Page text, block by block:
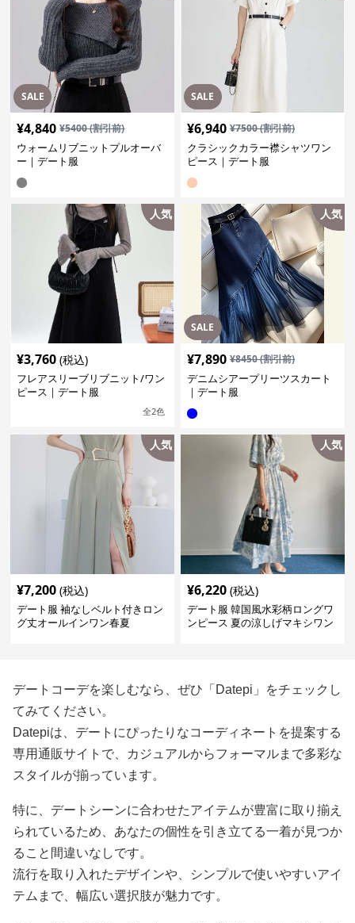
SALE
¥4,840 ¥5400(割引前)
ウォームリブニットプルオーバ
ー｜デート服
SALE
¥6,940 ¥7500(割引前)
クラシックカラー襟シャツワン
ピース｜デート服
人気
¥3,760 (税込)
フレアスリーブリブニット/ワン
ピース｜デート服
全2色
SALE
人気
¥7,890 ¥8450(割引前)
デニムシアープリーツスカート
｜デート服
人気
¥7,200 (税込)
デート服 袖なしベルト付きロン
グ丈オールインワン春夏
人気
¥6,220 (税込)
デート服 韓国風水彩柄ロングワ
ンピース 夏の涼しげマキシワン
デートコーデを楽しむなら、ぜひ「Datepi」をチェックし
てみてください。
Datepiは、デートにぴったりなコーディネートを提案する
専用通販サイトで、カジュアルからフォーマルまで多彩な
スタイルが揃っています。
特に、デートシーンに合わせたアイテムが豊富に取り揃え
られているため、あなたの個性を引き立てる一着が見つか
ること間違いなしです。
流行を取り入れたデザインや、シンプルで使いやすいアイ
テムまで、幅広い選択肢が魅力です。